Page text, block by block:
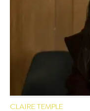
CLAIRE TEMPLE